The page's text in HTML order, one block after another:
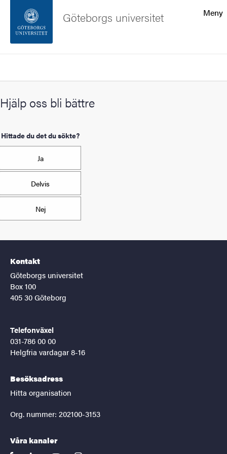
Sidfoten
Om webbplatsen
Meny
Göteborgs universitet
Hjälp oss bli bättre
Hittade du det du sökte?
Ja
Delvis
Nej
Kontakt
Göteborgs universitet
Box 100
405 30 Göteborg
Telefonväxel
031-786 00 00
Helgfria vardagar 8-16
Besöksadress
Hitta organisation
Org. nummer: 202100-3153
Våra kanaler